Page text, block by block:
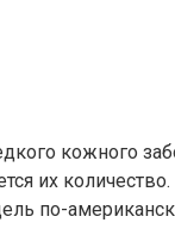
кожного
их
по-